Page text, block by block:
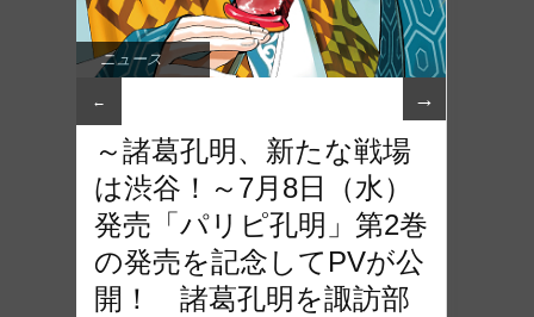
ニュース
← →
～諸葛孔明、新たな戦場
は渋谷！～7月8日（水）
発売「パリピ孔明」第2巻
の発売を記念してPVが公
開！ 諸葛孔明を諏訪部